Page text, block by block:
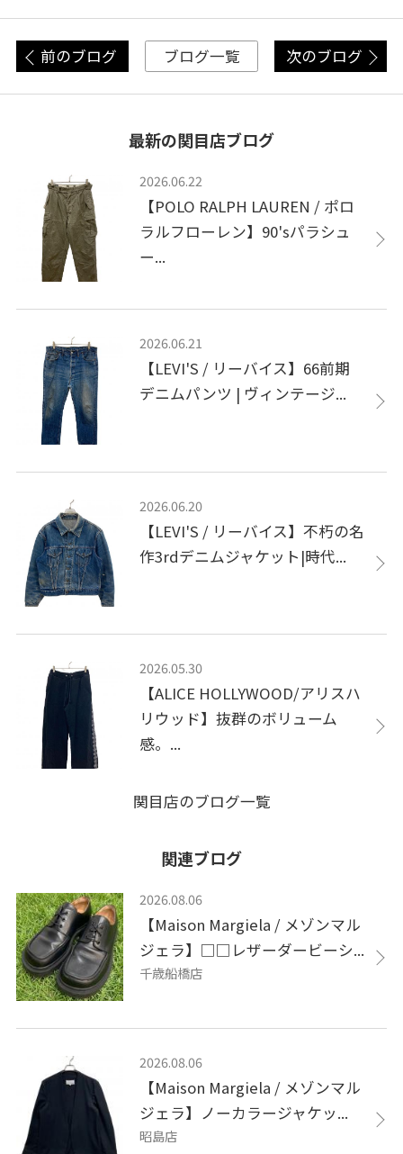
前のブログ ブログ一覧 次のブログ
最新の関目店ブログ
2026.06.22
【POLO RALPH LAUREN / ポロ
ラルフローレン】90'sパラシュ
ー...
2026.06.21
【LEVI'S / リーバイス】66前期
デニムパンツ | ヴィンテージ...
2026.06.20
【LEVI'S / リーバイス】不朽の名
作3rdデニムジャケット|時代...
2026.05.30
【ALICE HOLLYWOOD/アリスハ
リウッド】抜群のボリューム
感。...
関目店のブログ一覧
関連ブログ
2026.08.06
【Maison Margiela / メゾンマル
ジェラ】□□レザーダービーシ...
千歳船橋店
2026.08.06
【Maison Margiela / メゾンマル
ジェラ】ノーカラージャケッ...
昭島店